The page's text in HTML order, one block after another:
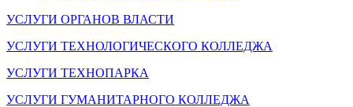
УСЛУГИ ОРГАНОВ ВЛАСТИ
УСЛУГИ ТЕХНОЛОГИЧЕСКОГО КОЛЛЕДЖА
УСЛУГИ ТЕХНОПАРКА
УСЛУГИ ГУМАНИТАРНОГО КОЛЛЕДЖА